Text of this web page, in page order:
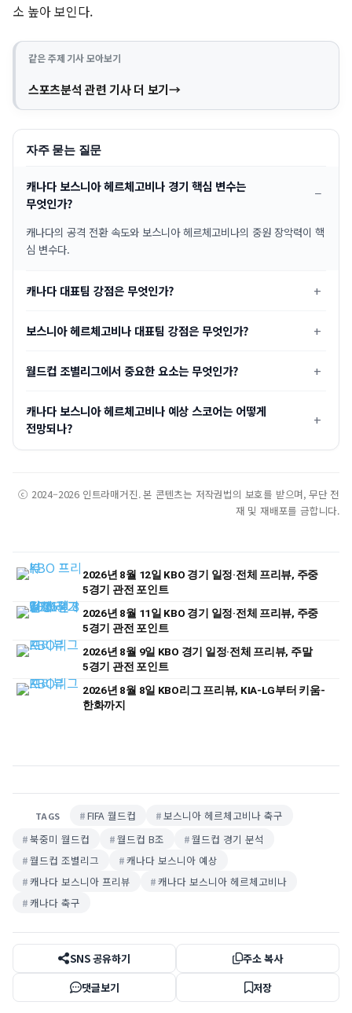
소 높아 보인다.
같은 주제 기사 모아보기
스포츠분석 관련 기사 더 보기
자주 묻는 질문
캐나다 보스니아 헤르체고비나 경기 핵심 변수는
무엇인가?
캐나다의 공격 전환 속도와 보스니아 헤르체고비나의 중원 장악력이 핵
심 변수다.
캐나다 대표팀 강점은 무엇인가?
보스니아 헤르체고비나 대표팀 강점은 무엇인가?
월드컵 조별리그에서 중요한 요소는 무엇인가?
캐나다 보스니아 헤르체고비나 예상 스코어는 어떻게
전망되나?
ⓒ 2024–2026 인트라매거진. 본 콘텐츠는 저작권법의 보호를 받으며, 무단 전
재 및 재배포를 금합니다.
2026년 8월 12일 KBO 경기 일정·전체 프리뷰, 주중
5경기 관전 포인트
2026년 8월 11일 KBO 경기 일정·전체 프리뷰, 주중
5경기 관전 포인트
2026년 8월 9일 KBO 경기 일정·전체 프리뷰, 주말
5경기 관전 포인트
2026년 8월 8일 KBO리그 프리뷰, KIA-LG부터 키움-
한화까지
TAGS FIFA 월드컵
보스니아 헤르체고비나 축구
북중미 월드컵
월드컵 B조
월드컵 경기 분석
월드컵 조별리그
캐나다 보스니아 예상
캐나다 보스니아 프리뷰
캐나다 보스니아 헤르체고비나
캐나다 축구
SNS 공유하기
주소 복사
댓글보기
저장